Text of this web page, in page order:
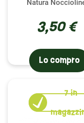
Natura
3,50 €
Lo compro
7in